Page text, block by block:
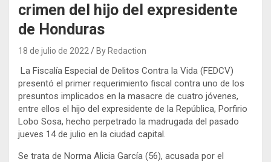
crimen del hijo del expresidente
de Honduras
18 de julio de 2022 By Redaction
La Fiscalía Especial de Delitos Contra la Vida (FEDCV)
presentó el primer requerimiento fiscal contra uno de los
presuntos implicados en la masacre de cuatro jóvenes,
entre ellos el hijo del expresidente de la República, Porfirio
Lobo Sosa, hecho perpetrado la madrugada del pasado
jueves 14 de julio en la ciudad capital.
Se trata de Norma Alicia García (56), acusada por el